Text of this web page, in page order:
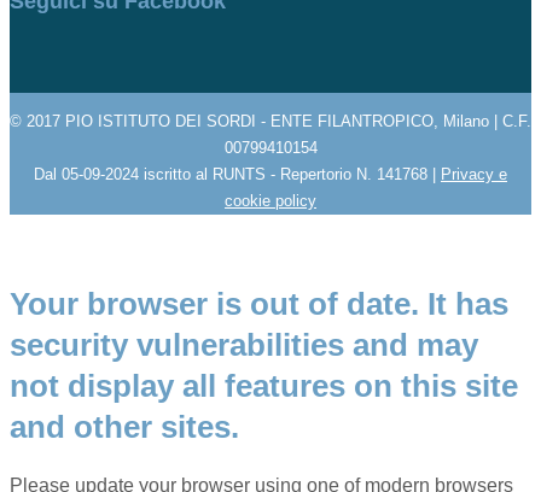
© 2017 PIO ISTITUTO DEI SORDI - ENTE FILANTROPICO, Milano | C.F.
00799410154
Dal 05-09-2024 iscritto al RUNTS - Repertorio N. 141768 |
Privacy e
cookie policy
Your browser is out of date. It has
security vulnerabilities and may
not display all features on this site
and other sites.
Please update your browser using one of modern browsers